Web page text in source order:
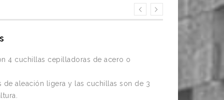
Piedra Copa Recta
4 cuchillas cepilladoras de acero o
de aleación ligera y las cuchillas son de 3